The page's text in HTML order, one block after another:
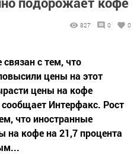
827 0 0
с тем, что
цены на этот
цены на кофе
Интерфакс. Рост
что иностранные
на кофе на 21,7 процента